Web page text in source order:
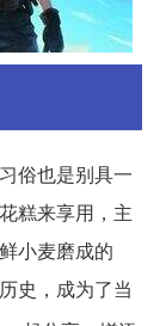
俗也是别具一
糕来享用，主
小麦磨成的
史，成为了当